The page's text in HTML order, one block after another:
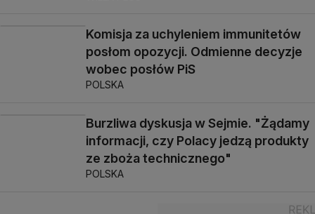
Komisja za uchyleniem immunitetów
posłom opozycji. Odmienne decyzje
wobec posłów PiS
POLSKA
Burzliwa dyskusja w Sejmie. "Żądamy
informacji, czy Polacy jedzą produkty
ze zboża technicznego"
POLSKA